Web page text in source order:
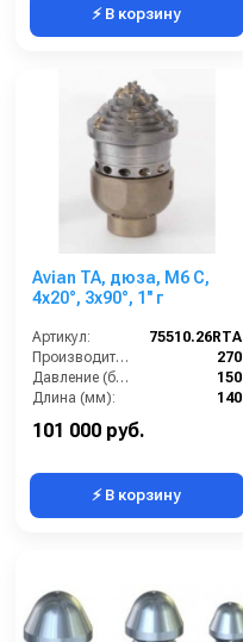
⚡ В корзину
Avian TA, дюза, M6 C,
4x20°, 3x90°, 1'' г
Артикул:
75510.26RTA
Производительность (л/мин):
270
Давление (бар):
150
Длина (мм):
140
101 000 руб.
⚡ В корзину